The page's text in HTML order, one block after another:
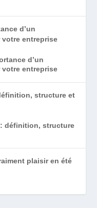
d’un
entreprise
structure et
plaisir en été